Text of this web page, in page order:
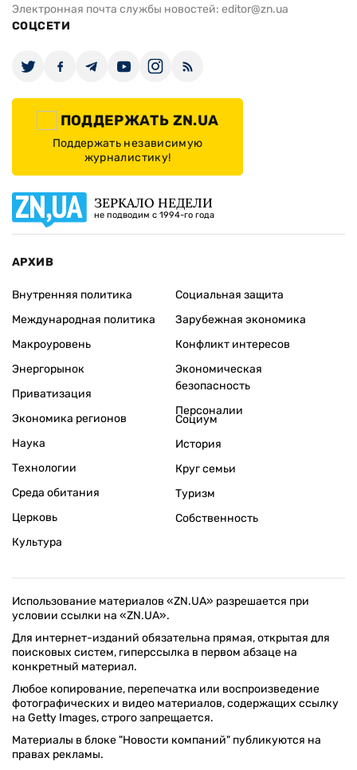
Электронная почта службы новостей: editor@zn.ua
СОЦСЕТИ
ПОДДЕРЖАТЬ ZN.UA
Поддержать независимую
журналистику!
ЗЕРКАЛО НЕДЕЛИ
не подводим с 1994-го года
АРХИВ
Внутренняя политика
Международная политика
Макроуровень
Энергорынок
Приватизация
Экономика регионов
Социальная защита
Зарубежная экономика
Конфликт интересов
Экономическая
безопасность
Персоналии
Наука
Технологии
Среда обитания
Церковь
Культура
Социум
История
Круг семьи
Туризм
Собственность
Использование материалов «ZN.UA» разрешается при
условии ссылки на «ZN.UA».
Для интернет-изданий обязательна прямая, открытая для
поисковых систем, гиперссылка в первом абзаце на
конкретный материал.
Любое копирование, перепечатка или воспроизведение
фотографических и видео материалов, содержащих ссылку
на Getty Images, строго запрещается.
Материалы в блоке "Новости компаний" публикуются на
правах рекламы.